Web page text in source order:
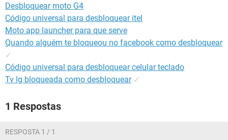
Desbloquear moto G4
Código universal para desbloquear itel
Moto app launcher para que serve
Quando alguém te bloqueou no facebook como desbloquear
✓
Código universal para desbloquear celular teclado
Tv lg bloqueada como desbloquear ✓
1 Respostas
RESPOSTA 1 / 1